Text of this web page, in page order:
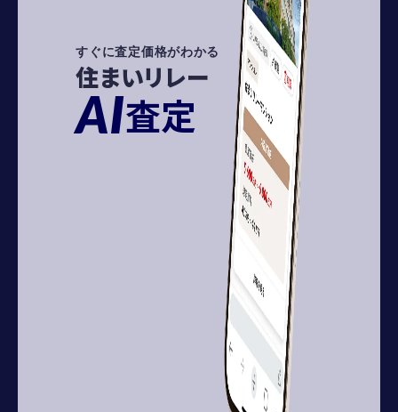
すぐに査定価格がわかる
住まいリレー
AI査定